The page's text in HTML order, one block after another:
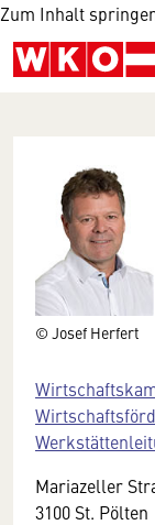
Zum Inhalt
© Josef Herfert
Mariazeller
3100 St. Pölten